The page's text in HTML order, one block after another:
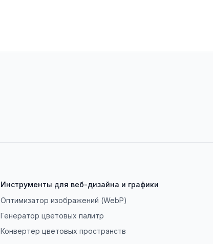
Инструменты для веб-дизайна и графики
Оптимизатор изображений (WebP)
Генератор цветовых палитр
Конвертер цветовых пространств